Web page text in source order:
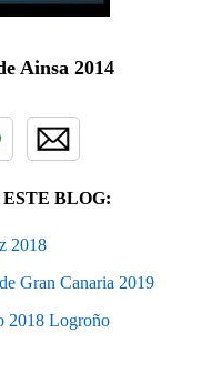
Ainsa 2014
BLOG:
2018
Gran Canaria 2019
2018 Logroño